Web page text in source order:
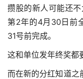
攒股的新人可能还
第2年的4月30日前
31号前完成。
这和单位发年终奖都
而在新的分红知道之